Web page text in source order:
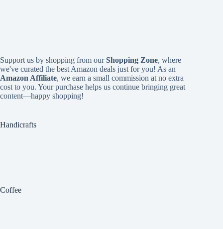
Support us by shopping from ourShopping Zone, where
we've curated the best Amazon deals just for you! As an
Amazon Affiliate, we earn a small commission at no extra
cost to you. Your purchase helps us continue bringing great
content—happy shopping!
Handicrafts
Coffee